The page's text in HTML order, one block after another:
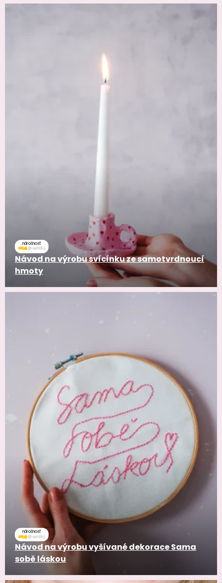
náročnosť
Návod na výrobu svícínku ze samotvrdnoucí
hmoty
náročnosť
Návod na výrobu vyšívané dekorace Sama
sobě láskou